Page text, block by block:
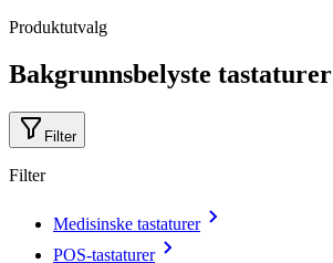
Produktutvalg
Bakgrunnsbelyste tastaturer
Filter
Filter
Medisinske tastaturer
POS-tastaturer